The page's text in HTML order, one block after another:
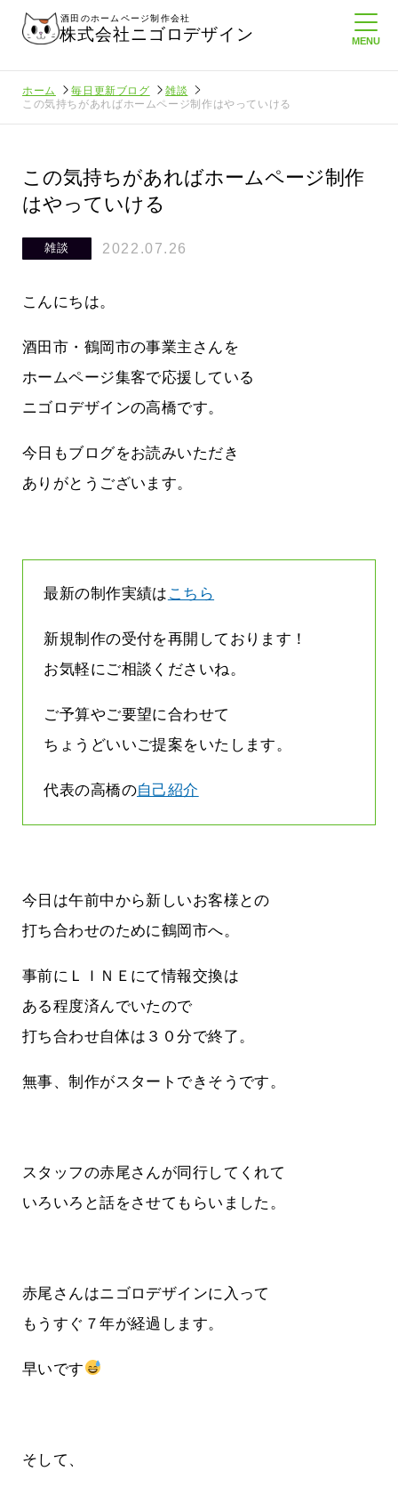
酒田のホームページ制作会社
株式会社ニゴロデザイン
ホーム 毎日更新ブログ
雑談
この気持ちがあればホームページ制作はやっていける
この気持ちがあればホームページ制作
はやっていける
雑談 2022.07.26
こんにちは。
酒田市・鶴岡市の事業主さんを
ホームページ集客で応援している
ニゴロデザインの高橋です。
今日もブログをお読みいただき
ありがとうございます。
最新の制作実績は こちら
新規制作の受付を再開しております！
お気軽にご相談くださいね。
ご予算やご要望に合わせて
ちょうどいいご提案をいたします。
代表の高橋の自己紹介
今日は午前中から新しいお客様との
打ち合わせのために鶴岡市へ。
事前にＬＩＮＥにて情報交換は
ある程度済んでいたので
打ち合わせ自体は３０分で終了。
無事、制作がスタートできそうです。
スタッフの赤尾さんが同行してくれて
いろいろと話をさせてもらいました。
赤尾さんはニゴロデザインに入って
もうすぐ７年が経過します。
早いです
そして、
いること
悲しい現実…実はそれなりにホームペ
ージは解約されているのです
2026.07.31